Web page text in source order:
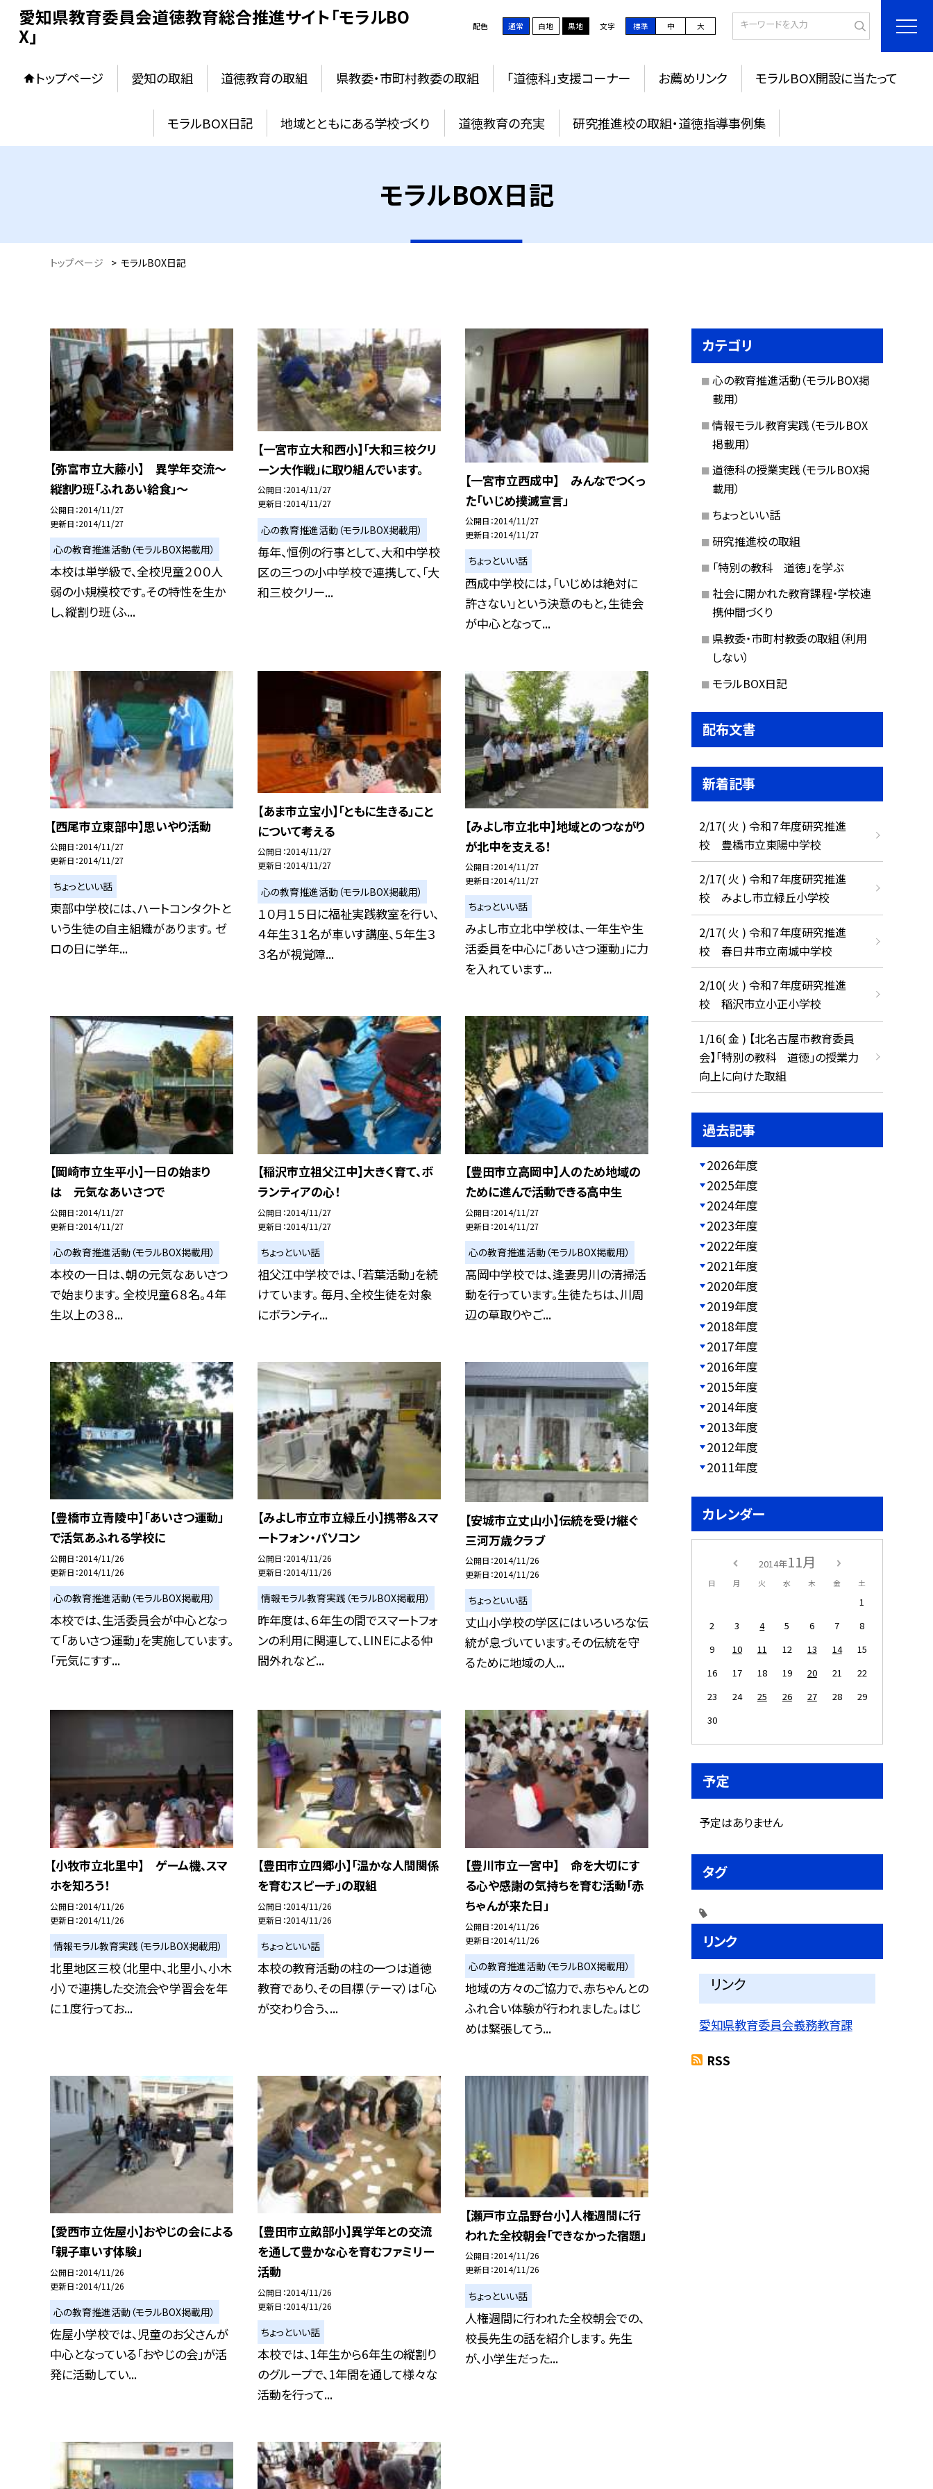
愛知県教育委員会道徳教育総合推進サイト「モラルBO
X」
配色 通常 白地 黒地 文字 標準 中 大
トップページ 愛知の取組 道徳教育の取組 県教委・市町村教委の取組 「道徳科」支援コーナー お薦めリンク モラルBOX開設に当たって
モラルBOX日記 地域とともにある学校づくり 道徳教育の充実 研究推進校の取組・道徳指導事例集
モラルBOX日記
トップページ > モラルBOX日記
【弥富市立大藤小】 異学年交流〜
縦割り班「ふれあい給食」〜
公開日 2014/11/27
更新日 2014/11/27
心の教育推進活動（モラルBOX掲載用）
本校は単学級で、全校児童２００人
弱の小規模校です。その特性を生か
し、縦割り班（ふ...
【一宮市立大和西小】「大和三校クリ
ーン大作戦」に取り組んでいます。
公開日 2014/11/27
更新日 2014/11/27
心の教育推進活動（モラルBOX掲載用）
毎年、恒例の行事として、大和中学校
区の三つの小中学校で連携して、「大
和三校クリー...
【一宮市立西成中】 みんなでつくっ
た「いじめ撲滅宣言」
公開日 2014/11/27
更新日 2014/11/27
ちょっといい話
西成中学校には，「いじめは絶対に
許さない」という決意のもと，生徒会
が中心となって...
【西尾市立東部中】思いやり活動
公開日 2014/11/27
更新日 2014/11/27
ちょっといい話
東部中学校には、ハートコンタクトと
いう生徒の自主組織があります。 ゼ
ロの日に学年...
【あま市立宝小】「ともに生きる」こと
について考える
公開日 2014/11/27
更新日 2014/11/27
心の教育推進活動（モラルBOX掲載用）
１０月１５日に福祉実践教室を行い、
４年生３１名が車いす講座、５年生３
３名が視覚障...
【みよし市立北中】地域とのつながり
が北中を支える！
公開日 2014/11/27
更新日 2014/11/27
ちょっといい話
みよし市立北中学校は、一年生や生
活委員を中心に「あいさつ運動」に力
を入れています...
【岡崎市立生平小】一日の始まり
は 元気なあいさつで
公開日 2014/11/27
更新日 2014/11/27
心の教育推進活動（モラルBOX掲載用）
本校の一日は、朝の元気なあいさつ
で始まります。 全校児童６８名。４年
生以上の３８...
【稲沢市立祖父江中】大きく育て、ボ
ランティアの心！
公開日 2014/11/27
更新日 2014/11/27
ちょっといい話
祖父江中学校では、「若葉活動」を続
けています。 毎月、全校生徒を対象
にボランティ...
【豊田市立高岡中】人のため地域の
ために進んで活動できる高中生
公開日 2014/11/27
更新日 2014/11/27
心の教育推進活動（モラルBOX掲載用）
高岡中学校では、逢妻男川の清掃活
動を行っています。生徒たちは、川周
辺の草取りやご...
【豊橋市立青陵中】「あいさつ運動」
で活気あふれる学校に
公開日 2014/11/26
更新日 2014/11/26
心の教育推進活動（モラルBOX掲載用）
本校では、生活委員会が中心となっ
て「あいさつ運動」を実施しています。
「元気にすす...
【みよし市立市立緑丘小】携帯＆スマ
ートフォン・パソコン
公開日 2014/11/26
更新日 2014/11/26
情報モラル教育実践（モラルBOX掲載用）
昨年度は、６年生の間でスマートフォ
ンの利用に関連して、LINEによる仲
間外れなど...
【安城市立丈山小】伝統を受け継ぐ
三河万歳クラブ
公開日 2014/11/26
更新日 2014/11/26
ちょっといい話
丈山小学校の学区にはいろいろな伝
統が息づいています。その伝統を守
るために地域の人...
【小牧市立北里中】 ゲーム機、スマ
ホを知ろう！
公開日 2014/11/26
更新日 2014/11/26
情報モラル教育実践（モラルBOX掲載用）
北里地区三校（北里中、北里小、小木
小）で連携した交流会や学習会を年
に１度行ってお...
【豊田市立四郷小】「温かな人間関係
を育むスピーチ」の取組
公開日 2014/11/26
更新日 2014/11/26
ちょっといい話
本校の教育活動の柱の一つは道徳
教育であり、その目標（テーマ）は「心
が交わり合う、...
【豊川市立一宮中】 命を大切にす
る心や感謝の気持ちを育む活動「赤
ちゃんが来た日」
公開日 2014/11/26
更新日 2014/11/26
心の教育推進活動（モラルBOX掲載用）
地域の方々のご協力で、赤ちゃんとの
ふれ合い体験が行われました。はじ
めは緊張してう...
【愛西市立佐屋小】おやじの会による
「親子車いす体験」
公開日 2014/11/26
更新日 2014/11/26
心の教育推進活動（モラルBOX掲載用）
佐屋小学校では、児童のお父さんが
中心となっている「おやじの会」が活
発に活動してい...
【豊田市立畝部小】異学年との交流
を通して豊かな心を育むファミリー
活動
公開日 2014/11/26
更新日 2014/11/26
ちょっといい話
本校では、1年生から6年生の縦割り
のグループで、1年間を通して様々な
活動を行って...
【瀬戸市立品野台小】人権週間に行
われた全校朝会「できなかった宿題」
公開日 2014/11/26
更新日 2014/11/26
ちょっといい話
人権週間に行われた全校朝会での、
校長先生の話を紹介します。 先生
が、小学生だった...
カテゴリ
心の教育推進活動（モラルBOX掲
載用）
情報モラル教育実践（モラルBOX
掲載用）
道徳科の授業実践（モラルBOX掲
載用）
ちょっといい話
研究推進校の取組
「特別の教科 道徳」を学ぶ
社会に開かれた教育課程・学校連
携仲間づくり
県教委・市町村教委の取組（利用
しない）
モラルBOX日記
配布文書
新着記事
2/17( 火 ) 令和７年度研究推進
校 豊橋市立東陽中学校
2/17( 火 ) 令和７年度研究推進
校 みよし市立緑丘小学校
2/17( 火 ) 令和７年度研究推進
校 春日井市立南城中学校
2/10( 火 ) 令和７年度研究推進
校 稲沢市立小正小学校
1/16( 金 ) 【北名古屋市教育委員
会】「特別の教科 道徳」の授業力
向上に向けた取組
過去記事
2026年度
2025年度
2024年度
2023年度
2022年度
2021年度
2020年度
2019年度
2018年度
2017年度
2016年度
2015年度
2014年度
2013年度
2012年度
2011年度
カレンダー
2014年11月
日 月 火 水 木 金 土
1
2
3 4 5 6 7
8
9
10 11 12 13 14
15
16
17 18 19 20 21
22
23
24 25 26 27 28
29
30
予定
予定はありません
タグ
リンク
リンク
愛知県教育委員会義務教育課
RSS